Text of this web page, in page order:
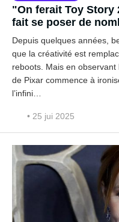
"On ferait Toy
fait se poser de
Depuis quelques années,
que la créativité est
reboots. Mais en observant
de Pixar commence à
l’infini…
• 25 jui 2025